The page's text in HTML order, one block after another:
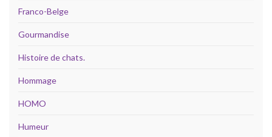
Franco-Belge
Gourmandise
Histoire de chats.
Hommage
HOMO
Humeur